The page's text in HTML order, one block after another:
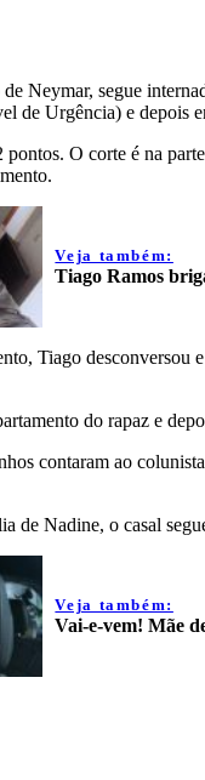
Neymar, segue
de Urgência) e depois
O corte é na
Veja também:
Tiago Ramos
Tiago desconversou
do rapaz e
contaram ao
de Nadine, o casal
Veja também:
Vai-e-vem! Mãe